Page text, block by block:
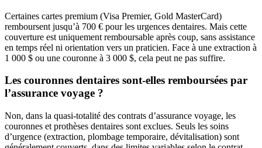
Certaines cartes premium (Visa Premier, Gold MasterCard)
remboursent jusqu’à 700 € pour les urgences dentaires. Mais cette
couverture est uniquement remboursable après coup, sans assistance
en temps réel ni orientation vers un praticien. Face à une extraction à
1 000 $ ou une couronne à 3 000 $, cela peut ne pas suffire.
Les couronnes dentaires sont-elles remboursées par
l’assurance voyage ?
Non, dans la quasi-totalité des contrats d’assurance voyage, les
couronnes et prothèses dentaires sont exclues. Seuls les soins
d’urgence (extraction, plombage temporaire, dévitalisation) sont